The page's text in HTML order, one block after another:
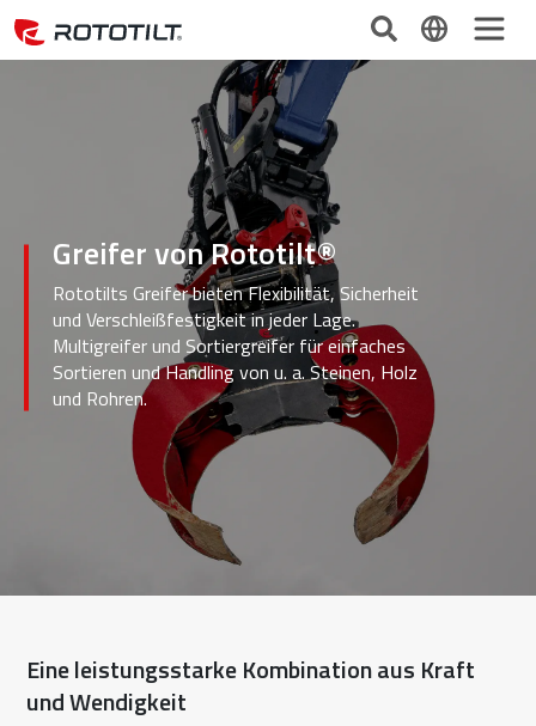
Greifer von Rototilt®
Rototilts Greifer bieten Flexibilität, Sicherheit
und Verschleißfestigkeit in jeder Lage.
Multigreifer und Sortiergreifer für einfaches
Sortieren und Handling von u. a. Steinen, Holz
und Rohren.
Eine leistungsstarke Kombination aus Kraft
und Wendigkeit